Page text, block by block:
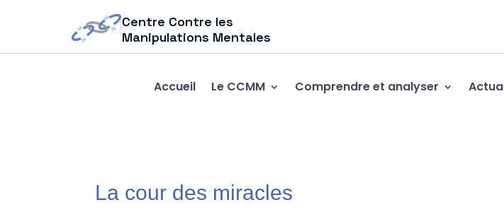
Centre Contre les
Manipulations Mentales
Accueil Le CCMM Comprendre et analyser
La cour des miracles